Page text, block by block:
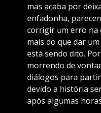
mas acaba por
enfadonha,
corrigir um erro na
mais do que dar
está sendo dito.
morrendo de
diálogos para
devido a história
após algumas